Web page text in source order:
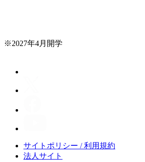
※2027年4月開学
サイトポリシー / 利用規約
法人サイト